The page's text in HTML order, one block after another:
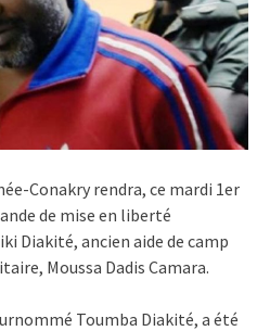
Conakry rendra, ce mardi 1er
de mise en liberté
Diakité, ancien aide de camp
Moussa Dadis Camara.
Toumba Diakité, a été